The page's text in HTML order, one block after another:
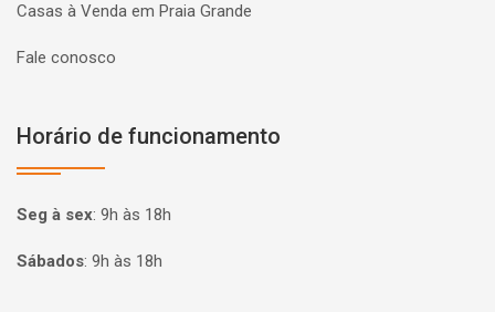
Casas à Venda em Praia Grande
Fale conosco
Horário de funcionamento
Seg à sex: 9h às 18h
Sábados: 9h às 18h